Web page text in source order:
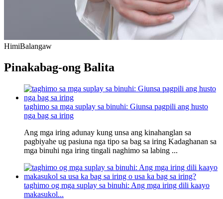
HimiBalangaw
Pinakabag-ong Balita
taghimo sa mga suplay sa binuhi: Giunsa pagpili ang husto
nga bag sa iring
Ang mga iring adunay kung unsa ang kinahanglan sa
pagbiyahe ug pasiuna nga tipo sa bag sa iring Kadaghanan sa
mga binuhi nga iring tingali naghimo sa labing ...
taghimo og mga suplay sa binuhi: Ang mga iring dili kaayo
makasukol...